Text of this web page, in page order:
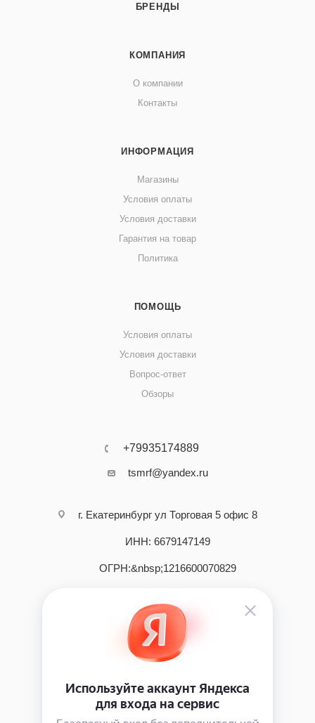
БРЕНДЫ
КОМПАНИЯ
О компании
Контакты
ИНФОРМАЦИЯ
Магазины
Условия оплаты
Условия доставки
Гарантия на товар
Политика
ПОМОЩЬ
Условия оплаты
Условия доставки
Вопрос-ответ
Обзоры
+79935174889
tsmrf@yandex.ru
г. Екатеринбург ул Торговая 5 офис 8
ИНН: 6679147149
ОГРН:&nbsp;1216600070829
2026 © интернет - магазин инструмента